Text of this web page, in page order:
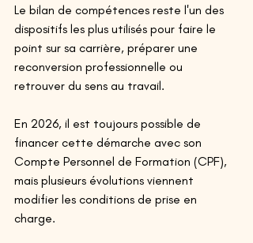
Le bilan de compétences reste l'un des
dispositifs les plus utilisés pour faire le
point sur sa carrière, préparer une
reconversion professionnelle ou
retrouver du sens au travail.
En 2026, il est toujours possible de
financer cette démarche avec son
Compte Personnel de Formation (CPF),
mais plusieurs évolutions viennent
modifier les conditions de prise en
charge.